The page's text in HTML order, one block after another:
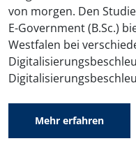
von morgen. Den
E-Government (B.Sc.)
Westfalen bei
Mehr erfahren